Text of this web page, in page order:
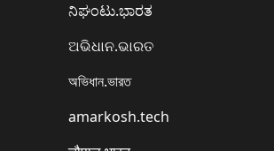
ನಿಘಂಟು.ಭಾರತ
ଅଭିଧାନ.ଭାରତ
অভিধান.ভারত
amarkosh.tech